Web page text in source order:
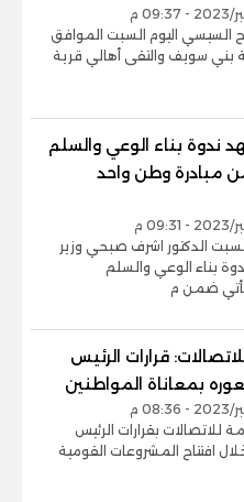
السيسي اليوم السبت الموافق
بني سويف والتقى أهالي قرية
ندوة بناء الوعي والسلم
مبادرة وطن واحد
الدكتور اشرف صبحي وزير
بناء الوعي والسلم
ضمن م
قرارات الرئيس
بمعاناة المواطنين
للاتصالات بقرارات الرئيس
افتتاح المشروعات القومية